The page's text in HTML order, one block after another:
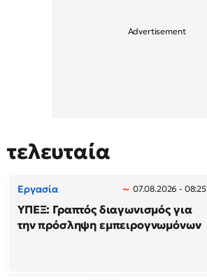
τελευταία
Εργασία 07.08.2026 - 08:25
ΥΠΕΞ: Γραπτός διαγωνισμός για
την πρόσληψη εμπειρογνωμόνων